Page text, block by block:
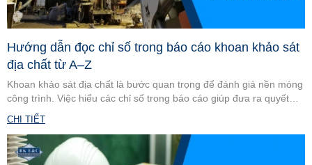
Hướng dẫn đọc chỉ số trong báo cáo khoan khảo sát
địa chất từ A–Z
Khoan khảo sát địa chất là bước quan trọng để đánh giá nền móng
công trình. Việc hiểu các chỉ số trong báo cáo giúp đưa ra quyết
định chính xác. Cùng tìm hiểu cách đọc chi tiết từ A–Z.
CHI TIẾT